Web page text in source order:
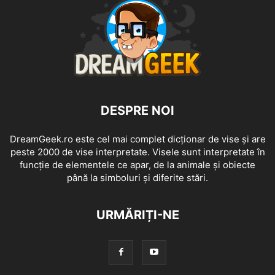
DESPRE NOI
DreamGeek.ro este cel mai complet dicționar de vise și are
peste 2000 de vise interpretate. Visele sunt interpretate în
funcție de elementele ce apar, de la animale și obiecte
până la simboluri și diferite stări.
URMĂRIȚI-NE